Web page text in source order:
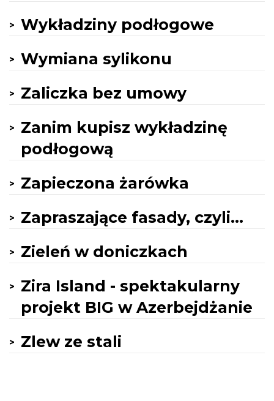
Wykładziny podłogowe
Wymiana sylikonu
Zaliczka bez umowy
Zanim kupisz wykładzinę
podłogową
Zapieczona żarówka
Zapraszające fasady, czyli...
Zieleń w doniczkach
Zira Island - spektakularny
projekt BIG w Azerbejdżanie
Zlew ze stali